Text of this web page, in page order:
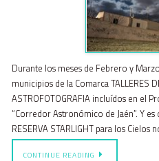
Durante los meses de Febrero y
municipios de la Comarca TALLERES
ASTROFOTOGRAFIA incluídos en el
“Corredor Astronómico de Jaén”. Y
RESERVA STARLIGHT para los
CONTINUE READING